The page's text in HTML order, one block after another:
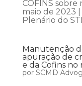
COFINS sobre
maio de 2023 |
Plenário do
Manutenção
apuração de
e da Cofins
por SCMD